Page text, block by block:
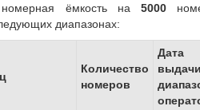
номерная ёмкость на5000
диапазонах:
Количество
номеров
Дата